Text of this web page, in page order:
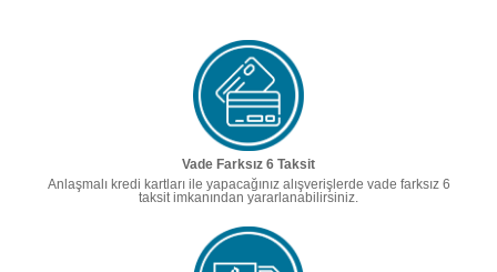
Vade Farksız 6 Taksit
Anlaşmalı kredi kartları ile yapacağınız alışverişlerde vade farksız 6
taksit imkanından yararlanabilirsiniz.